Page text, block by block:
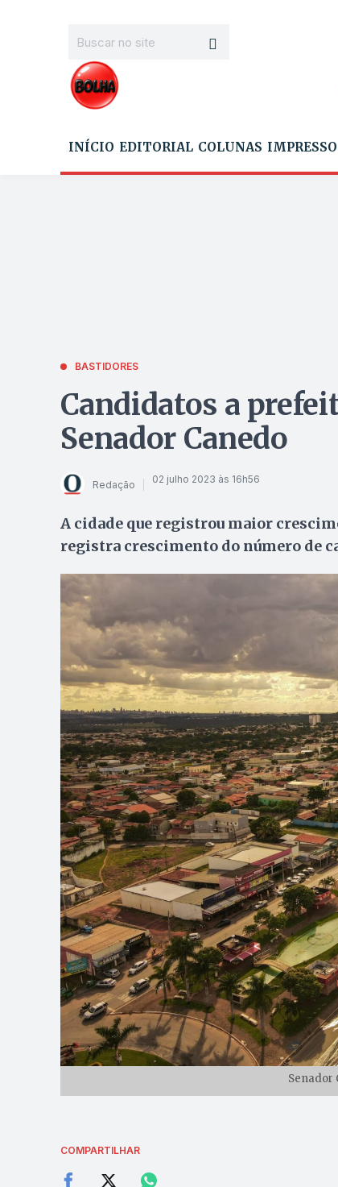
INÍCIO EDITORIAL COLUNAS IMPRESSO
BASTIDORES
Candidatos a
Senador Canedo
Redação 02 julho 2023 às 16h56
A cidade que registrou maior
registra crescimento do número de
Senador
COMPARTILHAR